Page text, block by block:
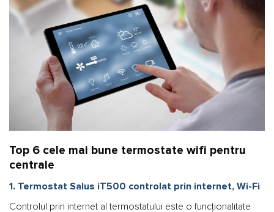
Top 6 cele mai bune termostate wifi pentru
centrale
1. Termostat Salus iT500 controlat prin internet, Wi-Fi
Controlul prin internet al termostatului este o funcționalitate